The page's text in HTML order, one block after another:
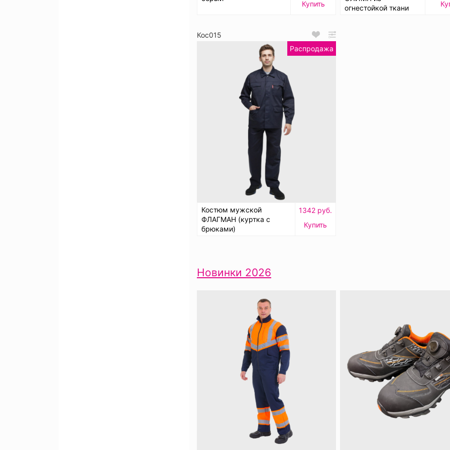
Купить
огнестойкой ткани
Кос015
Распродажа
Костюм мужской
ФЛАГМАН (куртка с
брюками)
1342 руб.
Купить
Новинки 2026